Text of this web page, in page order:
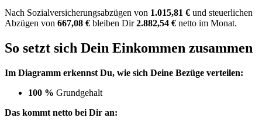
Nach Sozialversicherungsabzügen von 1.015,81 € und steuerlichen
Abzügen von 667,08 € bleiben Dir2.882,54 € netto im Monat.
So setzt sich Dein Einkommen zusammen
Im Diagramm erkennst Du, wie sich Deine Bezüge verteilen:
100 % Grundgehalt
Das kommt netto bei Dir an: